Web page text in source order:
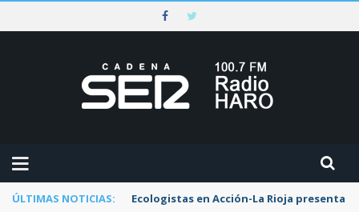
ÚLTIMAS NOTICIAS: Ecologistas en Acción-La Rioja presenta